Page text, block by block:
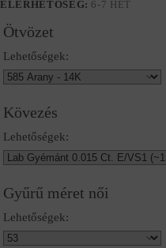
ELÉRHETŐSÉG: 6-7 HÉT
Ötvözet
Lehetőségek:
Kövezés
Lehetőségek:
Gyűrű méret női
Lehetőségek: